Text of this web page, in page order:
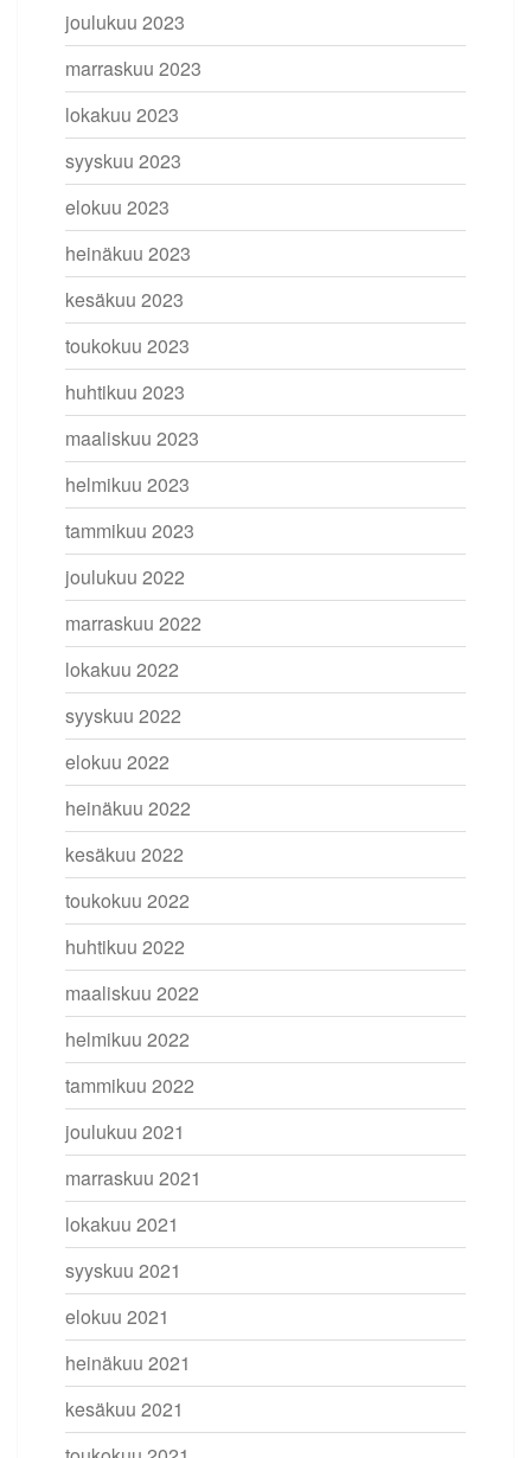
joulukuu 2023
marraskuu 2023
lokakuu 2023
syyskuu 2023
elokuu 2023
heinäkuu 2023
kesäkuu 2023
toukokuu 2023
huhtikuu 2023
maaliskuu 2023
helmikuu 2023
tammikuu 2023
joulukuu 2022
marraskuu 2022
lokakuu 2022
syyskuu 2022
elokuu 2022
heinäkuu 2022
kesäkuu 2022
toukokuu 2022
huhtikuu 2022
maaliskuu 2022
helmikuu 2022
tammikuu 2022
joulukuu 2021
marraskuu 2021
lokakuu 2021
syyskuu 2021
elokuu 2021
heinäkuu 2021
kesäkuu 2021